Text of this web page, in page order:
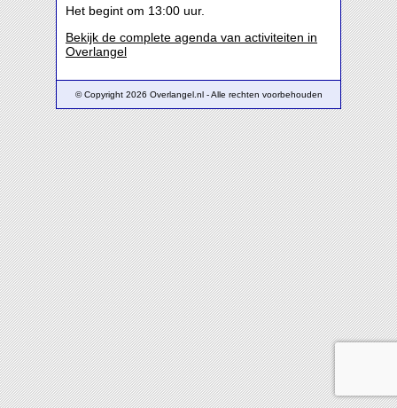
Het begint om 13:00 uur.
Bekijk de complete agenda van activiteiten in
Overlangel
© Copyright 2026 Overlangel.nl - Alle rechten voorbehouden